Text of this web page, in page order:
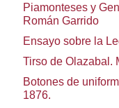
Piamonteses y
Román Garrido
Ensayo sobre la
Tirso de Olazabal.
Botones de
1876.